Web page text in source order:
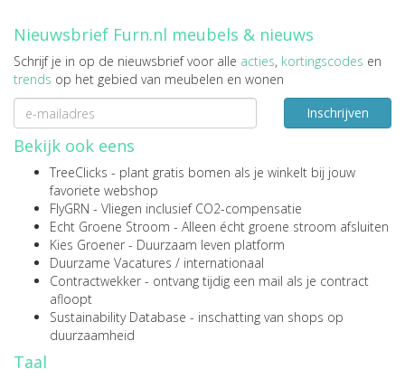
Nieuwsbrief Furn.nl meubels & nieuws
Schrijf je in op de nieuwsbrief voor alle acties, kortingscodes en
trends op het gebied van meubelen en wonen
Inschrijven
Bekijk ook eens
TreeClicks - plant gratis bomen als je winkelt bij jouw
favoriete webshop
FlyGRN - Vliegen inclusief CO2-compensatie
Echt Groene Stroom - Alleen écht groene stroom afsluiten
Kies Groener - Duurzaam leven platform
Duurzame Vacatures / internationaal
Contractwekker - ontvang tijdig een mail als je contract
afloopt
Sustainability Database - inschatting van shops op
duurzaamheid
Taal